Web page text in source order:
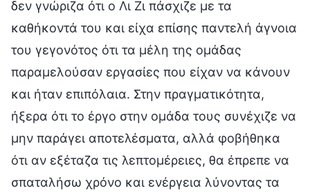
δεν γνώριζα ότι ο Λι Ζι πάσχιζε με τα
καθήκοντά του και είχα επίσης παντελή άγνοια
του γεγονότος ότι τα μέλη της ομάδας
παραμελούσαν εργασίες που είχαν να κάνουν
και ήταν επιπόλαια. Στην πραγματικότητα,
ήξερα ότι το έργο στην ομάδα τους συνέχιζε να
μην παράγει αποτελέσματα, αλλά φοβήθηκα
ότι αν εξέταζα τις λεπτομέρειες, θα έπρεπε να
σπαταλήσω χρόνο και ενέργεια λύνοντας τα